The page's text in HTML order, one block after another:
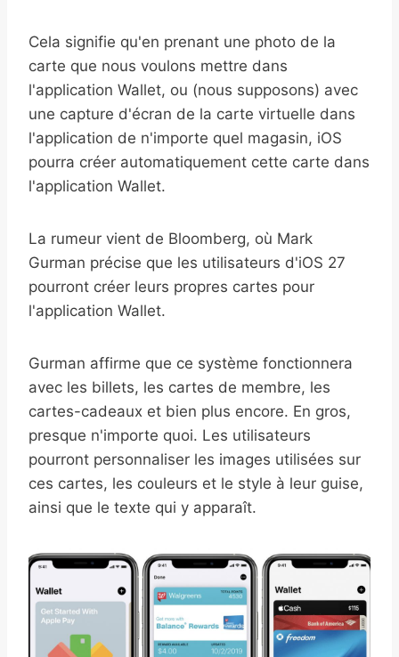
Cela signifie qu'en prenant une photo de la
carte que nous voulons mettre dans
l'application Wallet, ou (nous supposons) avec
une capture d'écran de la carte virtuelle dans
l'application de n'importe quel magasin, iOS
pourra créer automatiquement cette carte dans
l'application Wallet.
La rumeur vient de Bloomberg, où Mark
Gurman précise que les utilisateurs d'iOS 27
pourront créer leurs propres cartes pour
l'application Wallet.
Gurman affirme que ce système fonctionnera
avec les billets, les cartes de membre, les
cartes-cadeaux et bien plus encore. En gros,
presque n'importe quoi. Les utilisateurs
pourront personnaliser les images utilisées sur
ces cartes, les couleurs et le style à leur guise,
ainsi que le texte qui y apparaît.